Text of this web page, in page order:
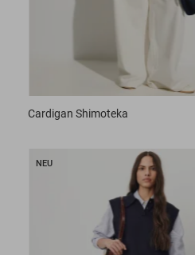
Cardigan Shimoteka
NEU